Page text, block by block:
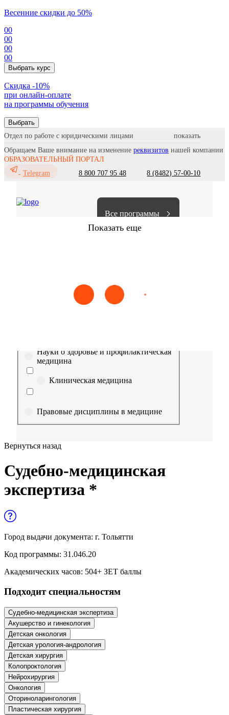
Весенние скидки до 50%
00
00
00
00
Выбрать курс
Cкидка -10%
при онлайн-оплате
на программы обучения
Выбрать
Отдел по работе с юридическими лицами
Обращаем Ваше внимание на изменение реквизитов нашей компании
ОБРАЗОВАТЕЛЬНЫЙ ПОРТАЛ
Telegram
8 800 707 95 48 8 (8482) 57-00-10
Все программы
Показать еще
Сестринское дело Эпидемиология Медицинская помощь
Выберите направление
Науки о здоровье и профилактическая
медицина
Клиническая медицина
Правовые дисциплины в медицине
Управленческие дисциплины в
медицине
Образование и педагогические науки
Социология и социальная работа
и служащих
История и археология
Психологические науки
Техносферная безопасность и ОТ
Техносферная безопасность и
природообустройство
Вернуться назад
Судебно-медицинская
экспертиза *
Город выдачи документа: г. Тольятти
Код программы: 31.046.20
Академических часов: 504+ ЗЕТ баллы
Подходит специальностям
Судебно-медицинская экспертиза
Акушерство и гинекология
Детская онкология
Детская урология-андрология
Детская хирургия
Колопроктология
Нейрохирургия
Онкология
Оториноларингология
Пластическая хирургия